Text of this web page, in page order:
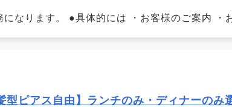
なります。 ●具体的には ・お客様のご案内 ・
ピアス自由】ランチのみ・ディナーのみ